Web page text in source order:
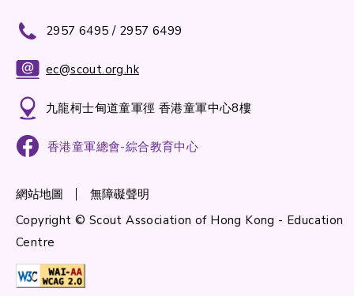
2957 6495 / 2957 6499
ec@scout.org.hk
九龍柯士甸道童軍徑 香港童軍中心8樓
香港童軍總會-綜合教育中心
網站地圖
無障礙聲明
Copyright © Scout Association of Hong Kong - Education
Centre